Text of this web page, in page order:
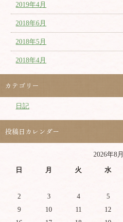
2019年4月
2018年6月
2018年5月
2018年4月
カテゴリー
日記
投稿日カレンダー
2026年8月
日 月 火 水
2
3 4 5
9
10 11 12